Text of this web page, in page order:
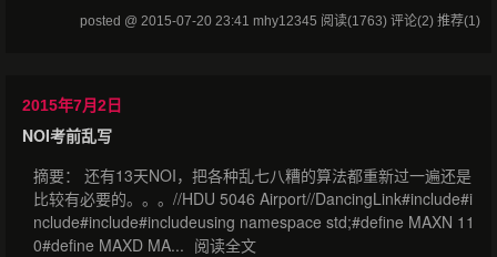
posted @ 2015-07-20 23:41 mhy12345 阅读(1763) 评论(2) 推荐(1)
2015年7月2日
NOI考前乱写
摘要： 还有13天NOI，把各种乱七八糟的算法都重新过一遍还是
比较有必要的。。。//HDU 5046 Airport//DancingLink#include#i
nclude#include#includeusing namespace std;#define MAXN 11
0#define MAXD MA... 阅读全文